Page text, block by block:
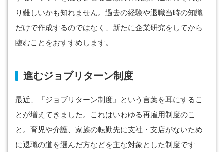
り難しいかも知れません。過去の経験や退職当時の知識
だけで作成するのではなく、新たに企業研究をしてから
臨むことをおすすめします。
進むジョブリターン制度
最近、『ジョブリターン制度』という言葉を耳にするこ
とが増えてきました。これはいわゆる再雇用制度のこ
と。育児や介護、家族の転勤先に支社・支店がないため
に退職の道を選んだ方などを主な対象とした制度です